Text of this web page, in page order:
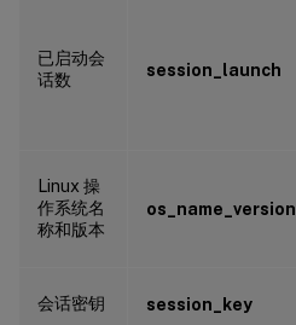
已启动会
话数
session_launch
Linux 操
作系统名
称和版本
os_name_version
会话密钥 session_key